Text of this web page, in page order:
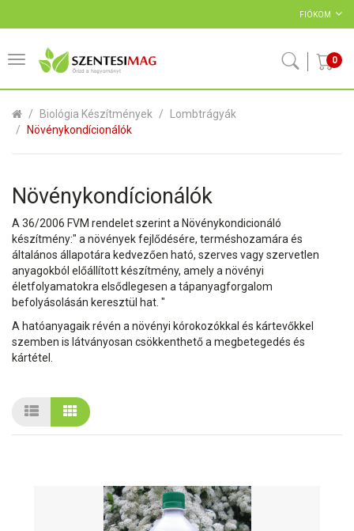
FIÓKOM
0
Biológia Készítmények
Lombtrágyák
Növénykondícionálók
Növénykondícionálók
A 36/2006 FVM rendelet szerint a Növénykondicionáló
készítmény:" a növények fejlődésére, terméshozamára és
általános állapotára kedvezően ható, szerves vagy szervetlen
anyagokból előállított készítmény, amely a növényi
életfolyamatokra elsődlegesen a tápanyagforgalom
befolyásolásán keresztül hat. "
A hatóanyagaik révén a növényi kórokozókkal és kártevőkkel
szemben is látványosan csökkenthető a megbetegedés és
kártétel.